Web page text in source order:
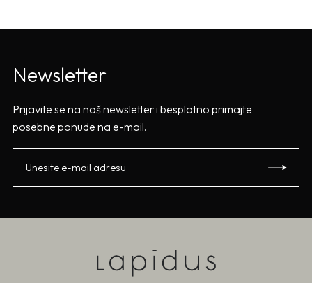
Newsletter
Prijavite se na naš newsletter i besplatno primajte
posebne ponude na e-mail.